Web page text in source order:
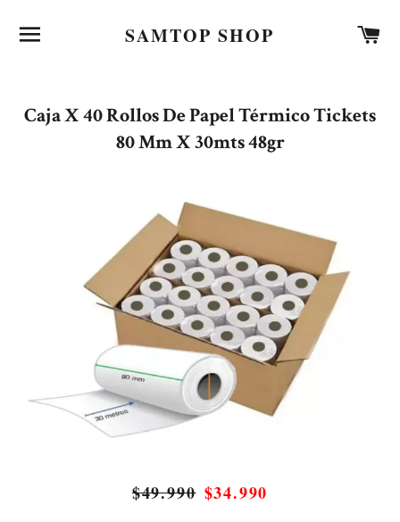
NAVEGACIÓNSAMTOP SHOP
Caja X 40 Rollos De Papel Térmico Tickets
80 Mm X 30mts 48gr
Precio
$49.990 Precio
$34.990